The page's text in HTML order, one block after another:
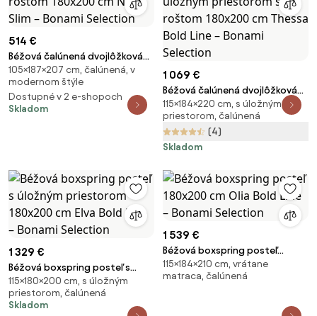
514 €
Béžová čalúnená dvojlôžková
posteľ s roštom 180x200 cm
Noira Slim – Bonami Selection
105×187×207 cm, čalúnená, v
modernom štýle
Dostupné v 2 e-shopoch
Skladom
1 069 €
Béžová čalúnená dvojlôžková
posteľ s úložným priestorom s
roštom 180x200 cm Thessa
Bold Line – Bonami Selection
115×184×220 cm, s úložným
priestorom, čalúnená
(4)
Skladom
1 329 €
Béžová boxspring posteľ s
úložným priestorom 180x200
cm Elva Bold Line – Bonami
Selection
115×180×200 cm, s úložným
priestorom, čalúnená
Skladom
1 539 €
Béžová boxspring posteľ
180x200 cm Olia Bold Line –
Bonami Selection
115×184×210 cm, vrátane
matraca, čalúnená